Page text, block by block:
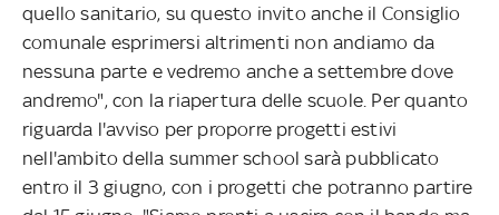
quello sanitario, su questo invito anche il Consiglio
comunale esprimersi altrimenti non andiamo da
nessuna parte e vedremo anche a settembre dove
andremo", con la riapertura delle scuole. Per quanto
riguarda l'avviso per proporre progetti estivi
nell'ambito della summer school sarà pubblicato
entro il 3 giugno, con i progetti che potranno partire